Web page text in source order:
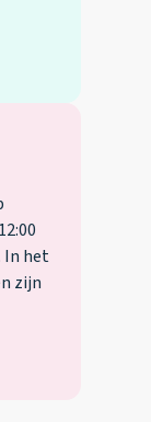
In het
zijn